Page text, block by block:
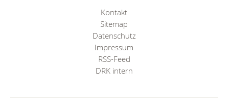
Kontakt
Sitemap
Datenschutz
Impressum
RSS-Feed
DRK intern